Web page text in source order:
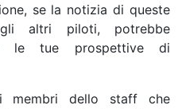
se la notizia di queste
altri piloti, potrebbe
le tue prospettive di
membri dello staff che